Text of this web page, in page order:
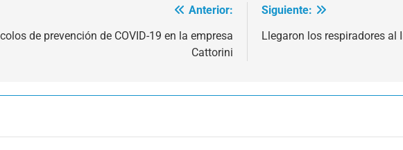
Anterior:
de prevención de COVID-19 en la empresa
Cattorini
Siguiente:
Llegaron los respiradores al